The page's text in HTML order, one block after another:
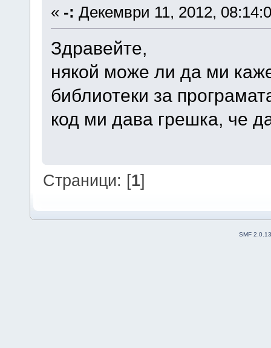
« -: Декември 11, 2012,
Здравейте,
някой може ли да ми
библиотеки за
код ми дава грешка, че
Страници: [1]
SMF 2.0.13